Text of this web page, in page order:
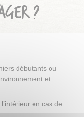
?
débutants ou
et
en cas de